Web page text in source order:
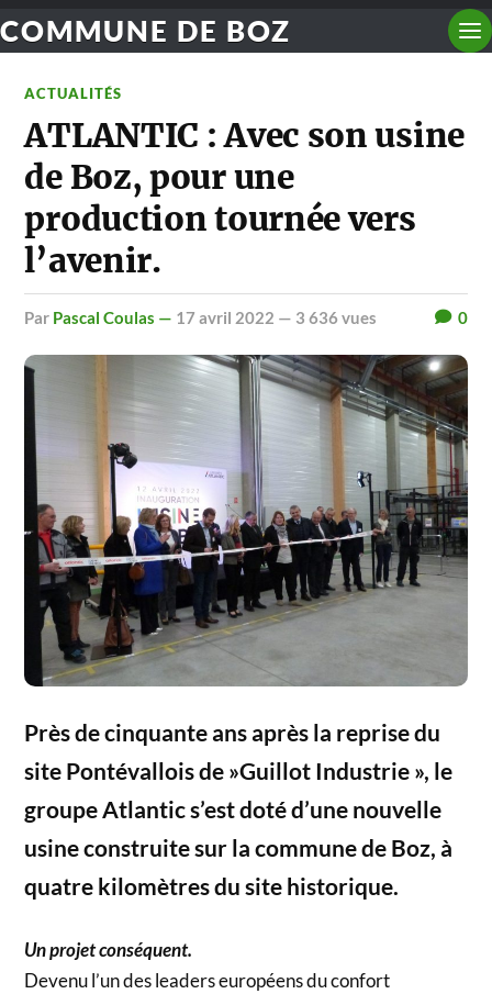
COMMUNE DE BOZ
ACTUALITÉS
ATLANTIC : Avec son usine
de Boz, pour une
production tournée vers
l’avenir.
par Pascal Coulas — 17 avril 2022 — 3 636 vues 0
Près de cinquante ans après la reprise du
site Pontévallois de »Guillot Industrie », le
groupe Atlantic s’est doté d’une nouvelle
usine construite sur la commune de Boz, à
quatre kilomètres du site historique.
Un projet conséquent.
Devenu l’un des leaders européens du confort